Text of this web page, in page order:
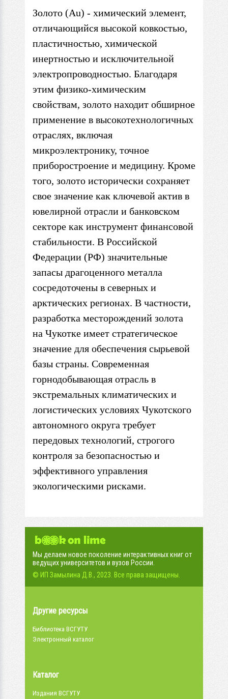
Золото (Au) - химический элемент,
отличающийся высокой ковкостью,
пластичностью, химической
инертностью и исключительной
электропроводностью. Благодаря
этим физико-химическим
свойствам, золото находит обширное
применение в высокотехнологичных
отраслях, включая
микроэлектронику, точное
приборостроение и медицину. Кроме
того, золото исторически сохраняет
свое значение как ключевой актив в
ювелирной отрасли и банковском
секторе как инструмент финансовой
стабильности. В Российской
Федерации (РФ) значительные
запасы драгоценного металла
сосредоточены в северных и
арктических регионах. В частности,
разработка месторождений золота
на Чукотке имеет стратегическое
значение для обеспечения сырьевой
базы страны. Современная
горнодобывающая отрасль в
экстремальных климатических и
логистических условиях Чукотского
автономного округа требует
передовых технологий, строгого
контроля за безопасностью и
эффективного управления
экологическими рисками.
Мы делаем новое поколение интерактивных книг от
ведущих университетов и вузов России.
© ИП Замылина Д.В., 2023. Все права защищены.
Другие ресурсы
Библиотека ВСГУТУ
Электронный каталог
Каталог
Издания ВСГУТУ